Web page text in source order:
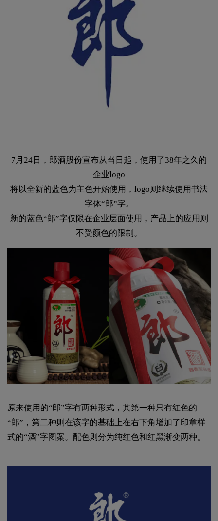
7月24日，郎酒股份宣布从当日起，使用了38年之久的
企业logo
将以全新的蓝色为主色开始使用，logo则继续使用书法
字体“郎”字。
新的蓝色“郎”字仅限在企业层面使用，产品上的应用则
不受颜色的限制。
原来使用的“郎”字有两种形式，其第一种只有红色的
“郎”，第二种则在该字的基础上在右下角增加了印章样
式的“酒”字图案。配色则分为纯红色和红黑渐变两种。